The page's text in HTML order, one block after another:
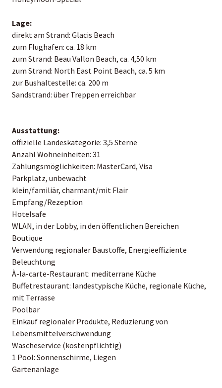
Lage:
direkt am Strand: Glacis Beach
zum Flughafen: ca. 18 km
zum Strand: Beau Vallon Beach, ca. 4,50 km
zum Strand: North East Point Beach, ca. 5 km
zur Bushaltestelle: ca. 200 m
Sandstrand: über Treppen erreichbar
Ausstattung:
offizielle Landeskategorie: 3,5 Sterne
Anzahl Wohneinheiten: 31
Zahlungsmöglichkeiten: MasterCard, Visa
Parkplatz, unbewacht
klein/familiär, charmant/mit Flair
Empfang/Rezeption
Hotelsafe
WLAN, in der Lobby, in den öffentlichen Bereichen
Boutique
Verwendung regionaler Baustoffe, Energieeffiziente
Beleuchtung
À-la-carte-Restaurant: mediterrane Küche
Buffetrestaurant: landestypische Küche, regionale Küche,
mit Terrasse
Poolbar
Einkauf regionaler Produkte, Reduzierung von
Lebensmittelverschwendung
Wäscheservice (kostenpflichtig)
1 Pool: Sonnenschirme, Liegen
Gartenanlage